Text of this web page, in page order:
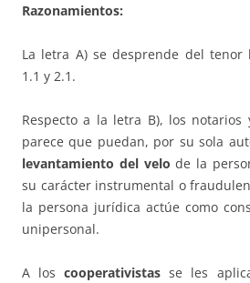
Razonamientos:
La letra A) se desprende del
1.1 y 2.1.
Respecto a la letra B), los
parece que puedan, por su sola
levantamiento del velo de la
su carácter instrumental o
la persona jurídica actúe como
unipersonal.
A loscooperativistas se les